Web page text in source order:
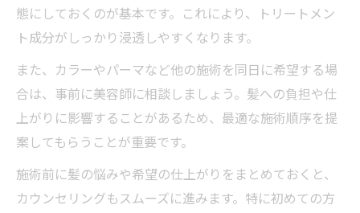
態にしておくのが基本です。これにより、トリートメン
ト成分がしっかり浸透しやすくなります。
また、カラーやパーマなど他の施術を同日に希望する場
合は、事前に美容師に相談しましょう。髪への負担や仕
上がりに影響することがあるため、最適な施術順序を提
案してもらうことが重要です。
施術前に髪の悩みや希望の仕上がりをまとめておくと、
カウンセリングもスムーズに進みます。特に初めての方